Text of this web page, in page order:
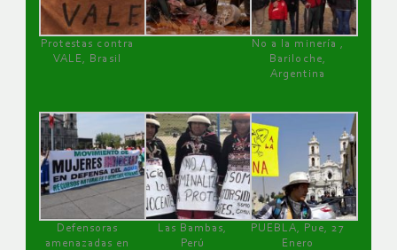
Protestas contra
VALE, Brasil
No a la minería ,
Bariloche,
Argentina
Defensoras
amenazadas en
Las Bambas,
Perú
PUEBLA, Pue, 27
Enero